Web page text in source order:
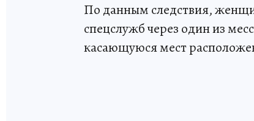
По данным следствия,
спецслужб через один из
касающуюся мест